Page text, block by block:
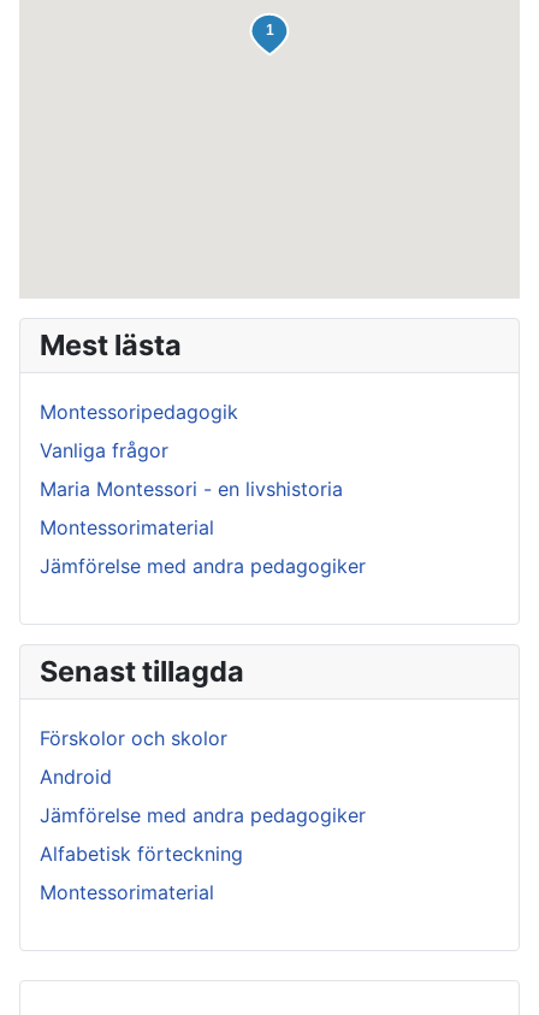
Mest lästa
Montessoripedagogik
Vanliga frågor
Maria Montessori - en livshistoria
Montessorimaterial
Jämförelse med andra pedagogiker
Senast tillagda
Förskolor och skolor
Android
Jämförelse med andra pedagogiker
Alfabetisk förteckning
Montessorimaterial